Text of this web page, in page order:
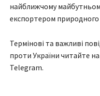
найближчому
експортером природного
Термінові та важливі
проти України читайте
Telegram.